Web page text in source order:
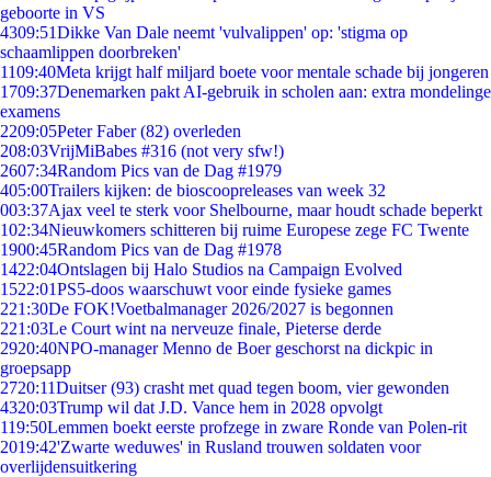
geboorte in VS
4309:51Dikke Van Dale neemt 'vulvalippen' op: 'stigma op
schaamlippen doorbreken'
1109:40Meta krijgt half miljard boete voor mentale schade bij jongeren
1709:37Denemarken pakt AI-gebruik in scholen aan: extra mondelinge
examens
2209:05Peter Faber (82) overleden
208:03VrijMiBabes #316 (not very sfw!)
2607:34Random Pics van de Dag #1979
405:00Trailers kijken: de bioscoopreleases van week 32
003:37Ajax veel te sterk voor Shelbourne, maar houdt schade beperkt
102:34Nieuwkomers schitteren bij ruime Europese zege FC Twente
1900:45Random Pics van de Dag #1978
1422:04Ontslagen bij Halo Studios na Campaign Evolved
1522:01PS5-doos waarschuwt voor einde fysieke games
221:30De FOK!Voetbalmanager 2026/2027 is begonnen
221:03Le Court wint na nerveuze finale, Pieterse derde
2920:40NPO-manager Menno de Boer geschorst na dickpic in
groepsapp
2720:11Duitser (93) crasht met quad tegen boom, vier gewonden
4320:03Trump wil dat J.D. Vance hem in 2028 opvolgt
119:50Lemmen boekt eerste profzege in zware Ronde van Polen-rit
2019:42'Zwarte weduwes' in Rusland trouwen soldaten voor
overlijdensuitkering